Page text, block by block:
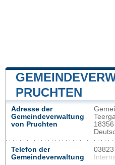
PRUCHTEN
Adresse der
Gemeindeverwaltung
von Pruchten
Telefon der
Gemeindeverwaltung